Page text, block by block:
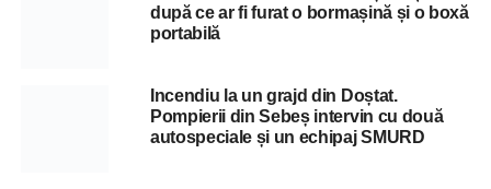
după ce ar fi furat o bormașină și o boxă
portabilă
Incendiu la un grajd din Doștat.
Pompierii din Sebeș intervin cu două
autospeciale și un echipaj SMURD